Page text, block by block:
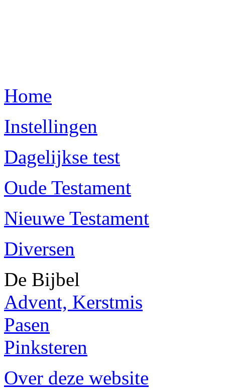
Home
Instellingen
Dagelijkse test
Oude Testament
Nieuwe Testament
Diversen
De Bijbel
Advent, Kerstmis
Pasen
Pinksteren
Over deze website